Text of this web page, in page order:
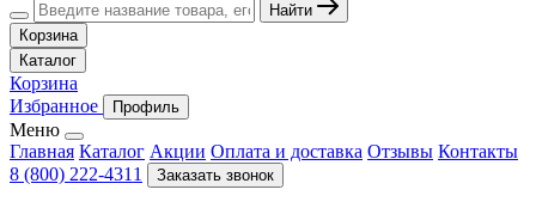
Найти
Корзина
Каталог
Корзина
Избранное
Профиль
Меню
Главная Каталог Акции Оплата и доставка Отзывы Контакты
8 (800) 222-4311
Заказать звонок